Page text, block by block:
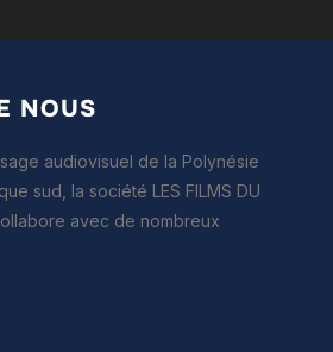
NOUS
audiovisuel de la Polynésie
sud, la société LES FILMS DU
avec de nombreux